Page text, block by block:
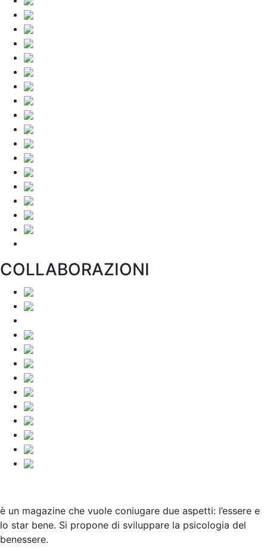
COLLABORAZIONI
è un magazine che vuole coniugare due aspetti: l’essere e
lo star bene. Si propone di sviluppare la psicologia del
benessere.